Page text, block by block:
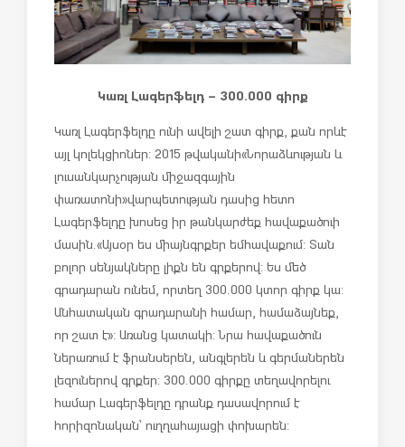
Կառլ Լագերֆելդ – 300.000 գիրք
Կառլ Լագերֆելդը ունի ավելի շատ գիրք, քան որևէ
այլ կոլեկցիոներ: 2015 թվականի «Նորաձևության և
լուսանկարչության միջազգային
փառատոնի» վարպետության դասից հետո
Լագերֆելդը խոսեց իր թանկարժեք հավաքածուի
մասին. «Այսօր ես միայն գրքեր եմ հավաքում: Տան
բոլոր սենյակները լիքն են գրքերով: Ես մեծ
գրադարան ունեմ, որտեղ 300.000 կտոր գիրք կա:
Անհատական գրադարանի համար, համաձայնեք,
որ շատ է»: Առանց կատակի: Նրա հավաքածուն
ներառում է ֆրանսերեն, անգլերեն և գերմաներեն
լեզուներով գրքեր: 300.000 գիրքը տեղավորելու
համար Լագերֆելդը դրանք դասավորում է
հորիզոնական՝ ուղղահայացի փոխարեն: